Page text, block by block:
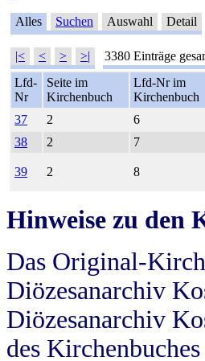
Alles Suchen Auswahl Detail
|< < > >| 3380 Einträge
Lfd-
Nr
Seite im
Kirchenbuch
Lfd-Nr im
Kirchenbuch
37
2 6
38
2 7
39 2 8
Hinweise zu den
Das Original-
Diözesanarchiv
Diözesanarchiv
des